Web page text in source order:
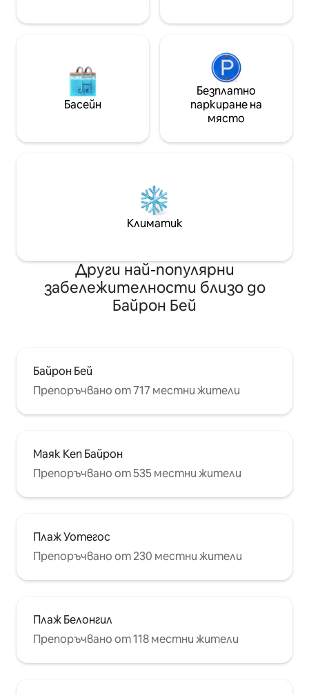
Басейн
Безплатно
паркиране на
място
Климатик
Други най-популярни
забележителности близо до
Байрон Бей
Байрон Бей
Препоръчвано от 717 местни жители
Маяк Кеп Байрон
Препоръчвано от 535 местни жители
Плаж Уотегос
Препоръчвано от 230 местни жители
Плаж Белонгил
Препоръчвано от 118 местни жители